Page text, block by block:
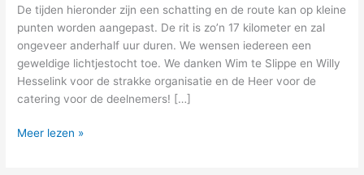
De tijden hieronder zijn een schatting en de route kan op kleine
punten worden aangepast. De rit is zo’n 17 kilometer en zal
ongeveer anderhalf uur duren. We wensen iedereen een
geweldige lichtjestocht toe. We danken Wim te Slippe en Willy
Hesselink voor de strakke organisatie en de Heer voor de
catering voor de deelnemers! […]
Meer lezen »